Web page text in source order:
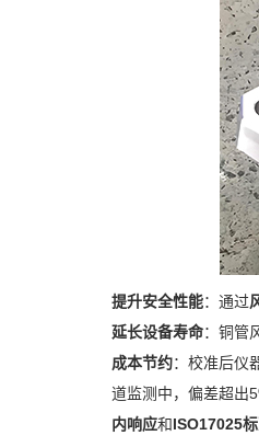
提升安全性能：通过
延长设备寿命：铜管
成本节约：校准后仪
道监测中，偏差超出
内响应和ISO17025